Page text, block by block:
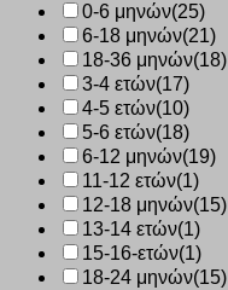
0-6 μηνών(25)
6-18 μηνών(21)
18-36 μηνών(18)
3-4 ετών(17)
4-5 ετών(10)
5-6 ετών(18)
6-12 μηνών(19)
11-12 ετών(1)
12-18 μηνών(15)
13-14 ετών(1)
15-16-ετών(1)
18-24 μηνών(15)